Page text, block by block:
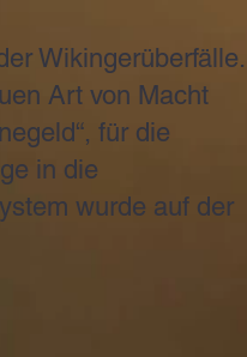
Wikingerüberfälle.
Art von Macht
für die
in die
wurde auf der